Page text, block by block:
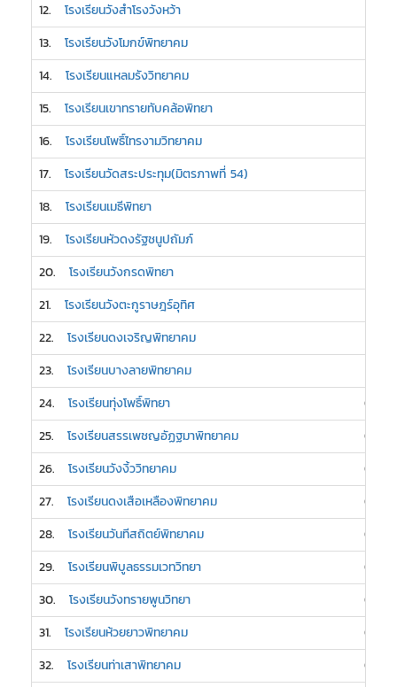
12. โรงเรียนวังสำโรงวังหว้า
13. โรงเรียนวังโมกข์พิทยาคม
14. โรงเรียนแหลมรังวิทยาคม
15. โรงเรียนเขาทรายทับคล้อพิทยา
16. โรงเรียนโพธิ์ไทรงามวิทยาคม
17. โรงเรียนวัดสระประทุม(มิตรภาพที่ 54)
18. โรงเรียนเมธีพิทยา
19. โรงเรียนหัวดงรัฐชนูปถัมภ์
20. โรงเรียนวังกรดพิทยา
21. โรงเรียนวังตะกูราษฎร์อุทิศ
22. โรงเรียนดงเจริญพิทยาคม
23. โรงเรียนบางลายพิทยาคม
24. โรงเรียนทุ่งโพธิ์พิทยา
0
25. โรงเรียนสรรเพชญอัฏฐมาพิทยาคม
0
26. โรงเรียนวังงิ้ววิทยาคม
0
27. โรงเรียนดงเสือเหลืองพิทยาคม
0
28. โรงเรียนวันทีสถิตย์พิทยาคม
0
29. โรงเรียนพิบูลธรรมเวทวิทยา
0
30. โรงเรียนวังทรายพูนวิทยา
0
31. โรงเรียนห้วยยาวพิทยาคม
0
32. โรงเรียนท่าเสาพิทยาคม
0